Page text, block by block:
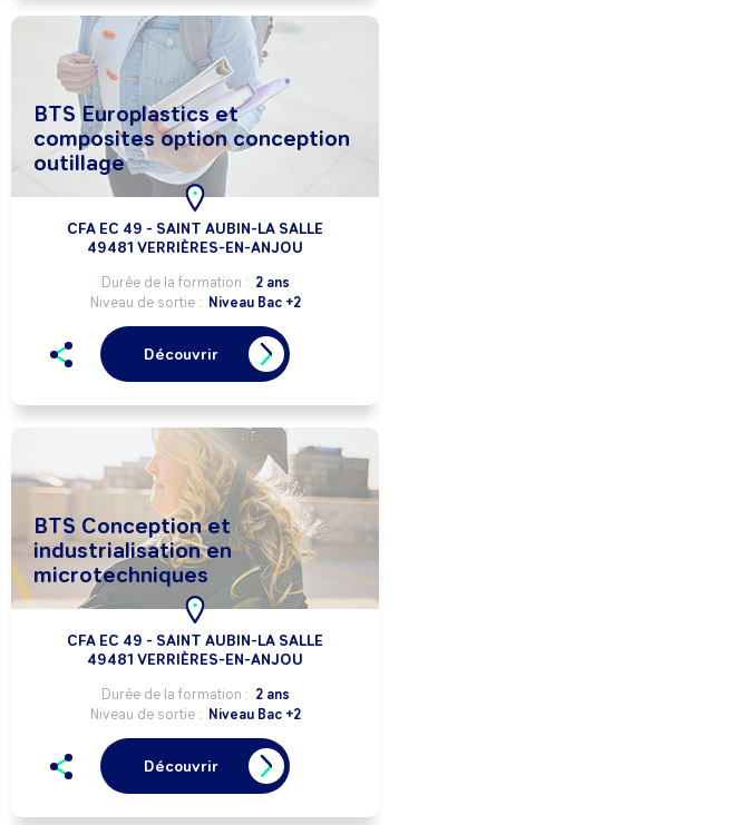
BTS Europlastics et
composites option conception
outillage
CFA EC 49 - SAINT AUBIN-LA SALLE
49481 VERRIÈRES-EN-ANJOU
Durée de la formation : 2 ans
Niveau de sortie : Niveau Bac +2
Découvrir
BTS Conception et
industrialisation en
microtechniques
CFA EC 49 - SAINT AUBIN-LA SALLE
49481 VERRIÈRES-EN-ANJOU
Durée de la formation : 2 ans
Niveau de sortie : Niveau Bac +2
Découvrir